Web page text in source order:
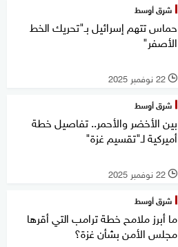
شرق أوسط
حماس تتهم إسرائيل بـ"تحريك الخط
الأصفر"
l 22 نوفمبر 2025
شرق أوسط
بين الأخضر والأحمر.. تفاصيل خطة
أميركية لـ"تقسيم غزة"
l 22 نوفمبر 2025
شرق أوسط
ما أبرز ملامح خطة ترامب التي أقرها
مجلس الأمن بشأن غزة؟